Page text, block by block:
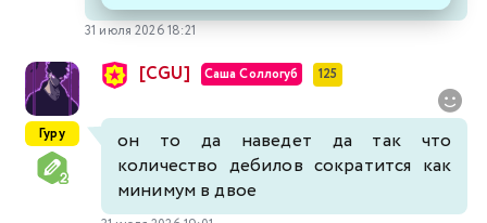
31 июля 2026 18:21
Гуру
[CGU] Саша Соллогуб 125
он то да наведет да так что
количество дебилов сократится как
минимум в двое